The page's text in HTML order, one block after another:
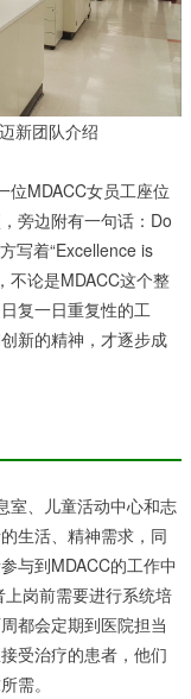
新团队介绍
MDACC女员工座位
旁边附有一句话：Do
写着“Excellence is
不论是MDACC这个整
复一日重复性的工
新的精神，才逐步成
、儿童活动中心和志
生活、精神需求，同
与到MDACC的工作中
岗前需要进行系统培
都会定期到医院担当
受治疗的患者，他们
需。